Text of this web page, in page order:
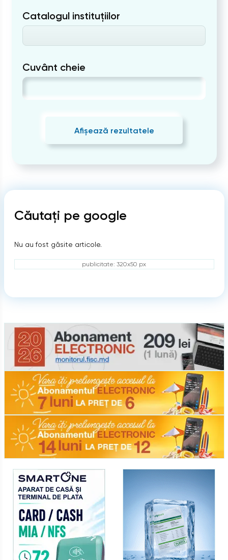
Catalogul instituțiilor
Cuvânt cheie
Afișează rezultatele
Căutați pe google
Nu au fost găsite articole.
publicitate: 320x50 px